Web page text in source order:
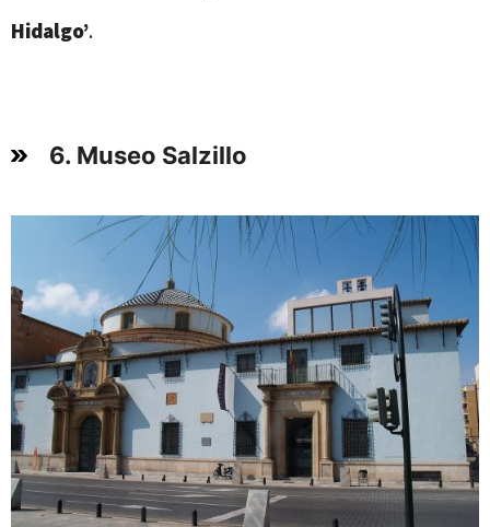
Hidalgo’.
6. Museo Salzillo